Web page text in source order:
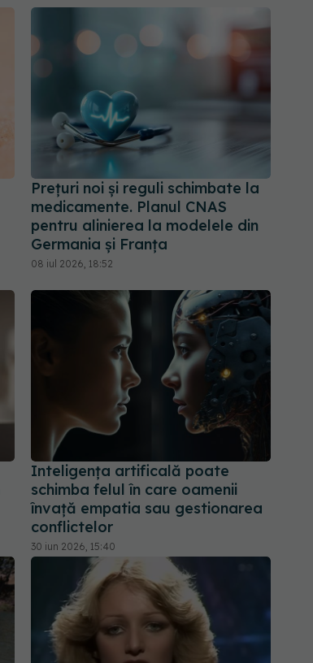
Prețuri noi și reguli schimbate la
medicamente. Planul CNAS
pentru alinierea la modelele din
Germania și Franța
08 iul 2026, 18:52
Inteligența artificală poate
schimba felul în care oamenii
învață empatia sau gestionarea
conflictelor
30 iun 2026, 15:40